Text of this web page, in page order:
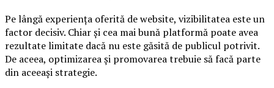
Pe lângă experiența oferită de website, vizibilitatea este un
factor decisiv. Chiar și cea mai bună platformă poate avea
rezultate limitate dacă nu este găsită de publicul potrivit.
De aceea, optimizarea și promovarea trebuie să facă parte
din aceeași strategie.